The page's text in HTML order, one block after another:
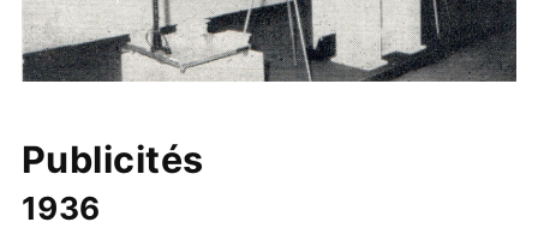
Publicités
1936